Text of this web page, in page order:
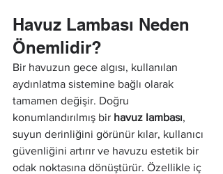
Havuz Lambası Neden
Önemlidir?
Bir havuzun gece algısı, kullanılan
aydınlatma sistemine bağlı olarak
tamamen değişir. Doğru
konumlandırılmış bir havuz lambası,
suyun derinliğini görünür kılar, kullanıcı
güvenliğini artırır ve havuzu estetik bir
odak noktasına dönüştürür. Özellikle iç